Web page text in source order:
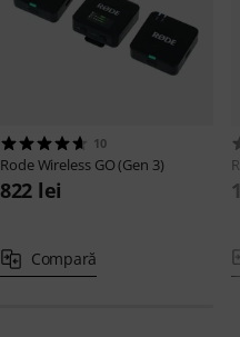
10
RodeWireless GO (Gen 3)
822 lei
Compară